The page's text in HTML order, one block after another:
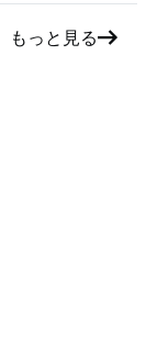
もっと見る